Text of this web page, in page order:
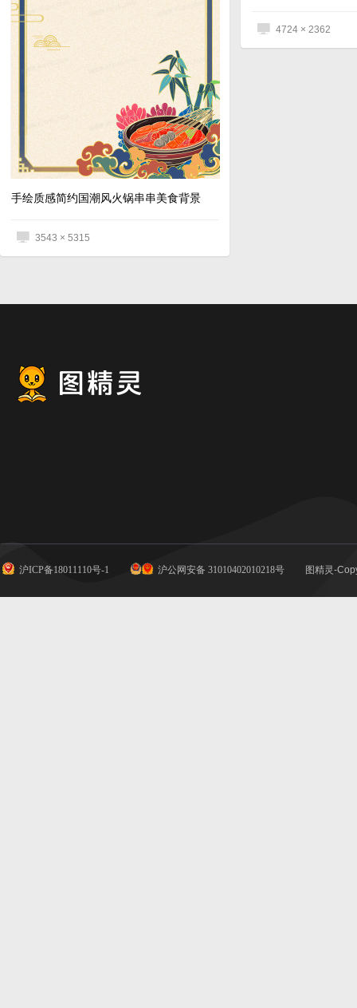
手绘质感简约国潮风火锅串串美食背景
3543 × 5315
4724 × 2362
沪ICP备18011110号-1 沪公网安备 31010402010218号 图精灵-